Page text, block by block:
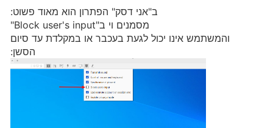
ב"אני דסק" הפתרון הוא מאוד פשוט:
מסמנים וי ב"Block user's input"
והמשתמש אינו יכול לגעת בעכבר או במקלדת עד סיום
הסשן: